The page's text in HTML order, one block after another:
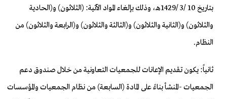
بتاريخ 10 /3 /1429هـ، وذلك بإلغاء المواد الآتية: (الثلاثون) و(الحادية
والثلاثون) و(الثانية والثلاثون) و(الثالثة والثلاثون) و(الرابعة والثلاثون) من
النظام.
ثانياً: يكون تقديم الإعانات للجمعيات التعاونية من خلال صندوق دعم
الجمعيات -المنشأ بناءً على المادة (السابعة) من نظام الجمعيات والمؤسسات